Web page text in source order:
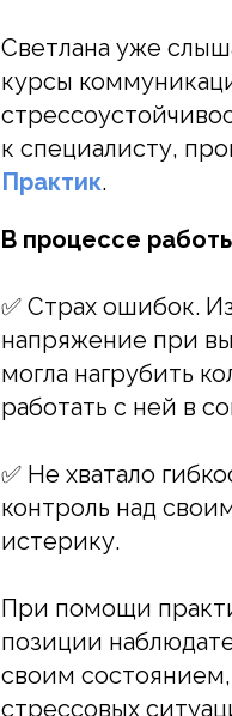
Светлана уже
курсы
к специалисту,
Практик.
В процессе
✅ Страх ошибок.
напряжение при
могла нагрубить
работать с ней в
✅ Не хватало
контроль над
истерику.
При помощи
позиции
своим
стрессовых